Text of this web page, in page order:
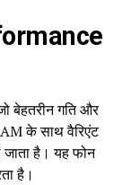
बेहतरीन गति और
के साथ वैरिएंट
है। यह फोन
है।